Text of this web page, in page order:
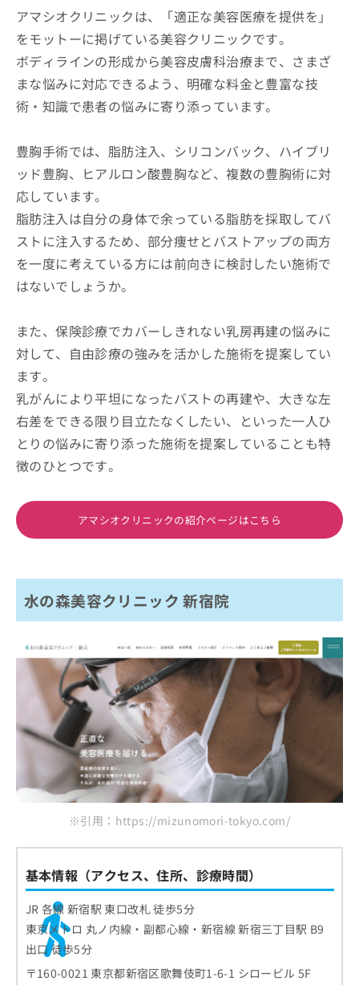
アマシオクリニックは、「適正な美容医療を提供を」
をモットーに掲げている美容クリニックです。
ボディラインの形成から美容皮膚科治療まで、さまざ
まな悩みに対応できるよう、明確な料金と豊富な技
術・知識で患者の悩みに寄り添っています。
豊胸手術では、脂肪注入、シリコンバック、ハイブリ
ッド豊胸、ヒアルロン酸豊胸など、複数の豊胸術に対
応しています。
脂肪注入は自分の身体で余っている脂肪を採取してバ
ストに注入するため、部分痩せとバストアップの両方
を一度に考えている方には前向きに検討したい施術で
はないでしょうか。
また、保険診療でカバーしきれない乳房再建の悩みに
対して、自由診療の強みを活かした施術を提案してい
ます。
乳がんにより平坦になったバストの再建や、大きな左
右差をできる限り目立たなくしたい、といった一人ひ
とりの悩みに寄り添った施術を提案していることも特
徴のひとつです。
アマシオクリニックの紹介ページはこちら
水の森美容クリニック 新宿院
※引用：https://mizunomori-tokyo.com/
基本情報（アクセス、住所、診療時間）
JR 各線 新宿駅 東口改札 徒歩5分
東京メトロ 丸ノ内線・副都心線・新宿線 新宿三丁目駅 B9
出口 徒歩5分
〒160-0021 東京都新宿区歌舞伎町1-6-1 シロービル 5F